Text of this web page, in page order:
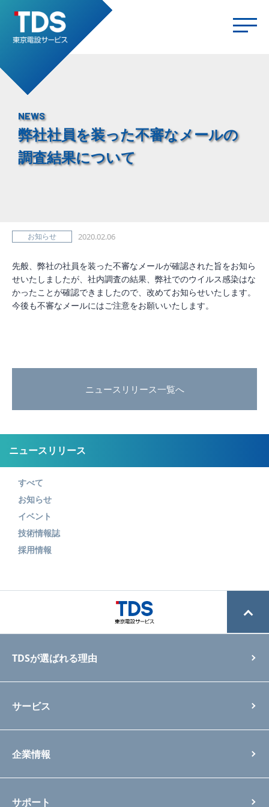
NEWS
弊社社員を装った不審なメールの
調査結果について
お知らせ 2020.02.06
先般、弊社の社員を装った不審なメールが確認された旨をお知ら
せいたしましたが、社内調査の結果、弊社でのウイルス感染はな
かったことが確認できましたので、改めてお知らせいたします。
今後も不審なメールにはご注意をお願いいたします。
ニュースリリース一覧へ
ニュースリリース
すべて
お知らせ
イベント
技術情報誌
採用情報
TDSが選ばれる理由
サービス
企業情報
サポート